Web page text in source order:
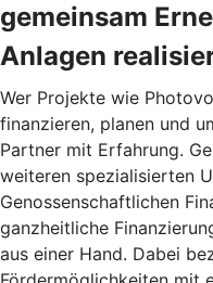
gemeinsam
Anlagen
Wer Projekte wie
finanzieren, planen und
Partner mit Erfahrung.
weiteren spezialisierten
Genossenschaftlichen
ganzheitliche
aus einer Hand. Dabei